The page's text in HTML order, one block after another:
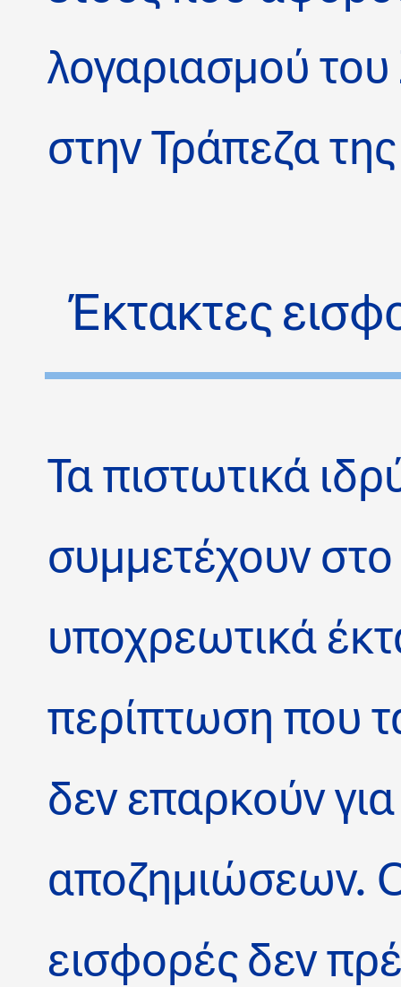
λογαριασμού
στην Τράπεζα
Έκτακτες
Τα πιστωτικά
συμμετέχουν
υποχρεωτικά
περίπτωση που
δεν επαρκούν
αποζημιώσεων.
εισφορές δεν